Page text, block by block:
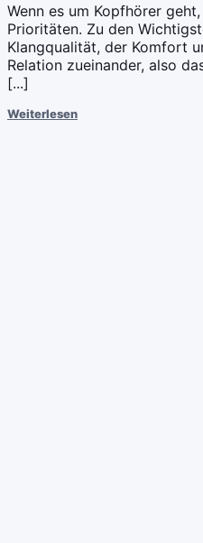
Wenn es um Kopfhörer
Prioritäten. Zu den
Klangqualität, der Komfort
Relation zueinander, also
[...]
Weiterlesen